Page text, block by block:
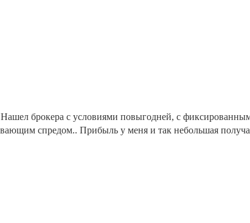
брокера с условиями повыгодней, с
спредом.. Прибыль у меня и так небольшая